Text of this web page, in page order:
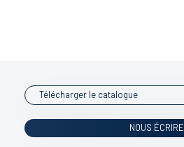
Télécharger le catalogue
NOUS ÉCRIRE